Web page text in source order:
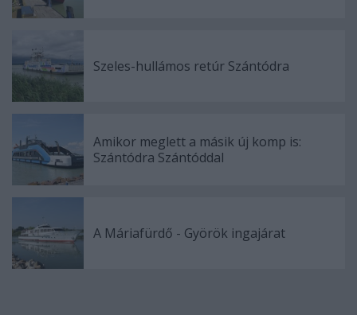
Szeles-hullámos retúr Szántódra
Amikor meglett a másik új komp is:
Szántódra Szántóddal
A Máriafürdő - Györök ingajárat